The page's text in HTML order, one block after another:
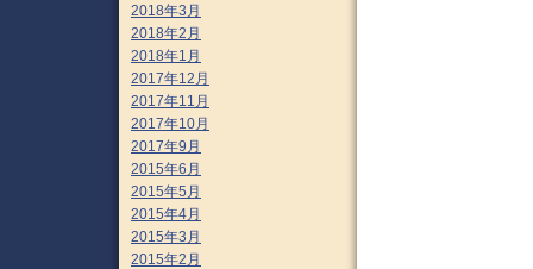
2018年3月
2018年2月
2018年1月
2017年12月
2017年11月
2017年10月
2017年9月
2015年6月
2015年5月
2015年4月
2015年3月
2015年2月